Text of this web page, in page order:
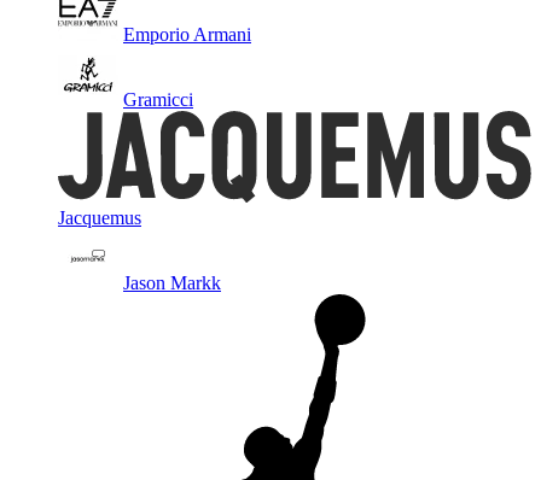
Emporio Armani
Gramicci
Jacquemus
Jason Markk